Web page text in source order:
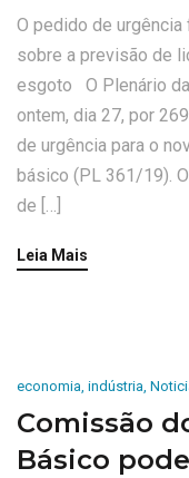
O pedido de
sobre a previsão de
esgoto O Plenário
ontem, dia 27, por
de urgência para o
básico (PL 361/19).
de […]
Leia Mais
economia, indústria,
Comissão
Básico